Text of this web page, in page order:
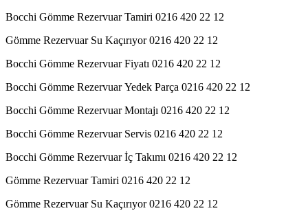
Bocchi Gömme Rezervuar Tamiri 0216 420 22 12
Gömme Rezervuar Su Kaçırıyor 0216 420 22 12
Bocchi Gömme Rezervuar Fiyatı 0216 420 22 12
Bocchi Gömme Rezervuar Yedek Parça 0216 420 22 12
Bocchi Gömme Rezervuar Montajı 0216 420 22 12
Bocchi Gömme Rezervuar Servis 0216 420 22 12
Bocchi Gömme Rezervuar İç Takımı 0216 420 22 12
Gömme Rezervuar Tamiri 0216 420 22 12
Gömme Rezervuar Su Kaçırıyor 0216 420 22 12